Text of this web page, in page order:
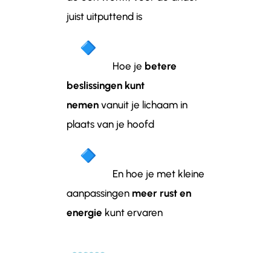
juist uitputtend is
Hoe je betere
beslissingen kunt
nemen vanuit je lichaam in
plaats van je hoofd
En hoe je met kleine
aanpassingen meer rust en
energie kunt ervaren